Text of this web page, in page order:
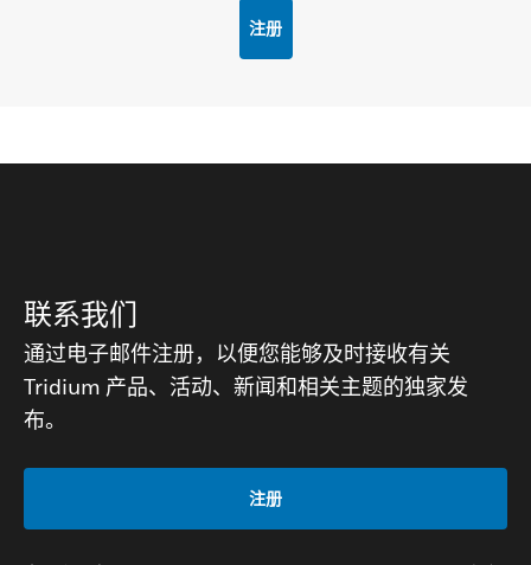
注册
联系我们
通过电子邮件注册，以便您能够及时接收有关
Tridium 产品、活动、新闻和相关主题的独家发
布。
注册